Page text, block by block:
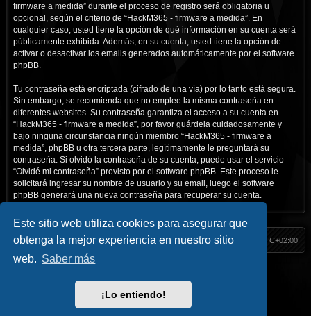
Este sitio web utiliza cookies para asegurar que
obtenga la mejor experiencia en nuestro sitio
web. Saber más
¡Lo entiendo!
firmware a medida” durante el proceso de registro será obligatoria u
opcional, según el criterio de “HackM365 - firmware a medida”. En
cualquier caso, usted tiene la opción de qué información en su cuenta será
públicamente exhibida. Además, en su cuenta, usted tiene la opción de
activar o desactivar los emails generados automáticamente por el software
phpBB.
Tu contraseña está encriptada (cifrado de una vía) por lo tanto está segura.
Sin embargo, se recomienda que no emplee la misma contraseña en
diferentes websites. Su contraseña garantiza el acceso a su cuenta en
“HackM365 - firmware a medida”, por favor guárdela cuidadosamente y
bajo ninguna circunstancia ningún miembro “HackM365 - firmware a
medida”, phpBB u otra tercera parte, legítimamente le preguntará su
contraseña. Si olvidó la contraseña de su cuenta, puede usar el servicio
“Olvidé mi contraseña” provisto por el software phpBB. Este proceso le
solicitará ingresar su nombre de usuario y su email, luego el software
phpBB generará una nueva contraseña para recuperar su cuenta.
HackM365 Índice Todos los horarios son UTC+02:00
// Youtube // Telegram